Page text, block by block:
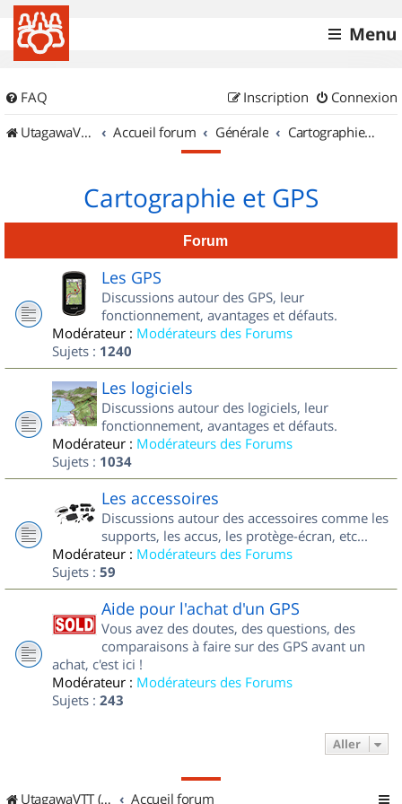
Menu
FAQ Connexion
Inscription
UtagawaVTT (Randos VTT et VTTAE avec traces GPS)
Accueil forum Générale Cartographie et GPS
Cartographie et GPS
Forum
Les GPS
Discussions autour des GPS, leur
fonctionnement, avantages et défauts.
Modérateur : Modérateurs des Forums
Sujets : 1240
Les logiciels
Discussions autour des logiciels, leur
fonctionnement, avantages et défauts.
Modérateur : Modérateurs des Forums
Sujets : 1034
Les accessoires
Discussions autour des accessoires comme les
supports, les accus, les protège-écran, etc...
Modérateur : Modérateurs des Forums
Sujets : 59
Aide pour l'achat d'un GPS
Vous avez des doutes, des questions, des
comparaisons à faire sur des GPS avant un
achat, c'est ici !
Modérateur : Modérateurs des Forums
Sujets : 243
Aller
UtagawaVTT (Randos VTT et VTTAE avec traces GPS) Accueil forum